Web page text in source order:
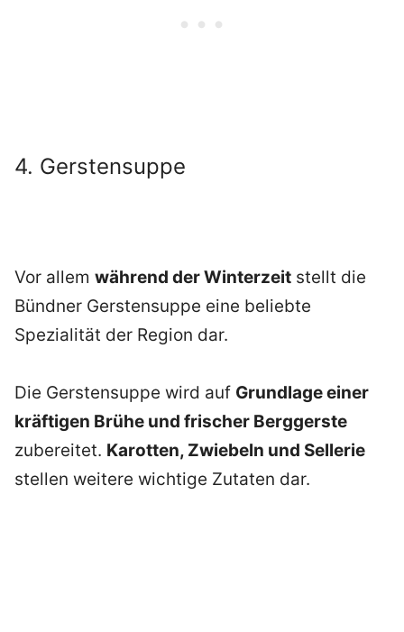
4. Gerstensuppe
Vor allem während der Winterzeit stellt die
Bündner Gerstensuppe eine beliebte
Spezialität der Region dar.
Die Gerstensuppe wird auf Grundlage einer
kräftigen Brühe und frischer Berggerste
zubereitet. Karotten, Zwiebeln und Sellerie
stellen weitere wichtige Zutaten dar.